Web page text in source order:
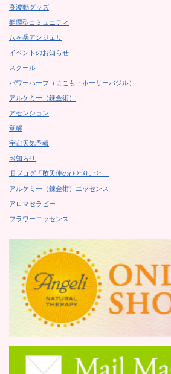
高波動グッズ
循環型コミュニティ
八ヶ岳アンジェリ
イベントのお知らせ
スクール
パワーハーブ（まこも・ホーリーバジル）
アルケミー（錬金術）
アセンション
覚醒
宇宙天気予報
お知らせ
旧ブログ「堕天使のひとりごと」
アルケミー（錬金術）エッセンス
アロマセラピー
フラワーエッセンス